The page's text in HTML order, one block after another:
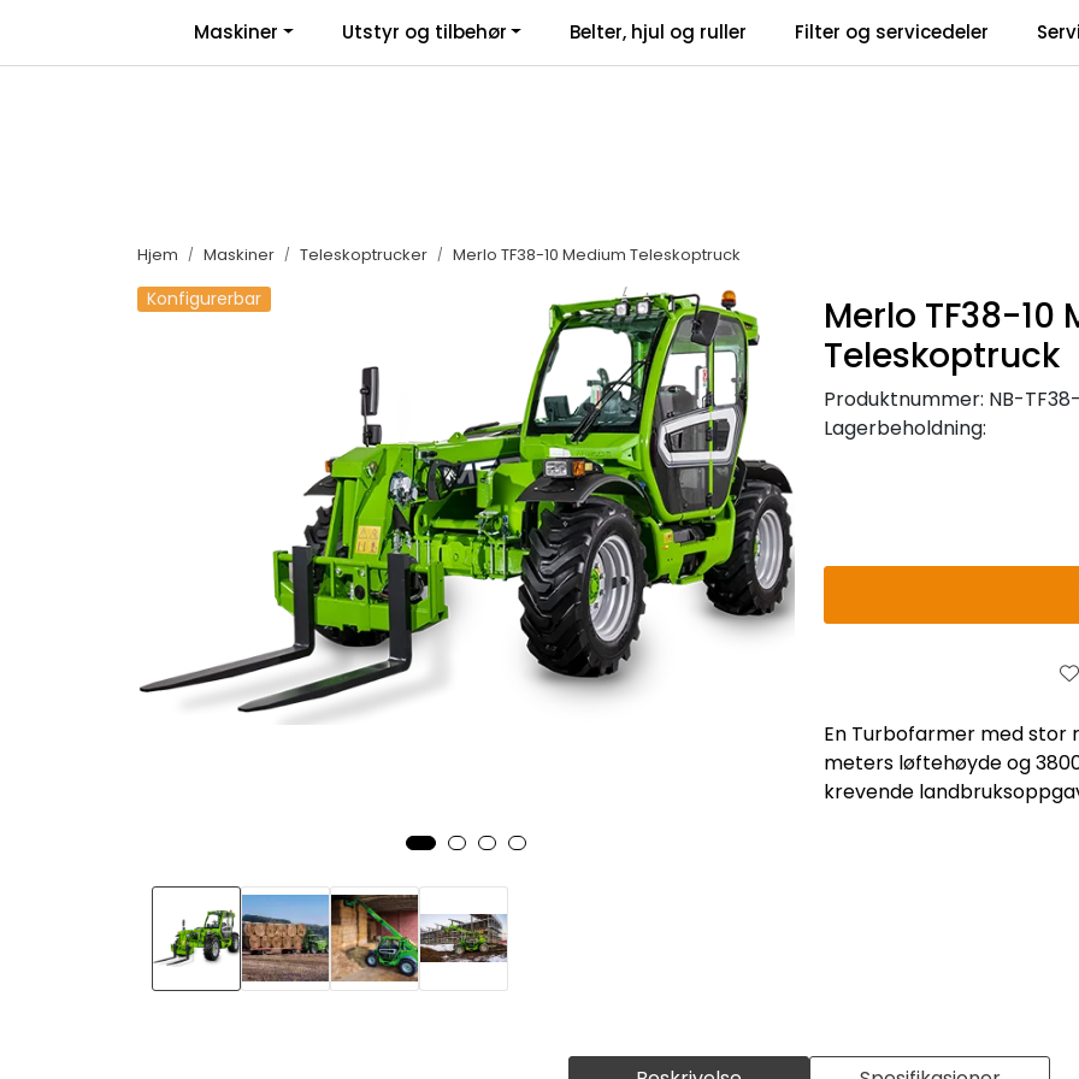
Facebook | Salgsbetingelser | Nyhetsbrev
Maskiner Utstyr og tilbehør Belter, hjul og ruller Filter og servicedeler
Hjem Maskiner Teleskoptrucker Merlo TF38-10 Medium Teleskoptruck
Konfigurerbar
Merlo TF38-10
Teleskoptruck
Produktnummer: NB-
Lagerbeholdning:
En Turbofarmer med stor
meters løftehøyde og
krevende